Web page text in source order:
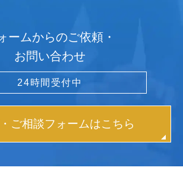
ームからのご依頼・
お問い合わせ
24時間受付中
ご相談フォームはこちら